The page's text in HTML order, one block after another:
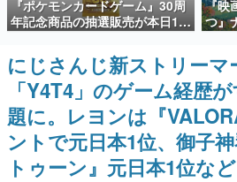
SNS拡散数が数千以上！ ペ
ど。多くの人々に読まれた
事をまとめました。
ゲームの企画書
名作ゲームクリエイターの方
聞きし、ヒットする企画（
きます。
赫本
この物語を解いてはいけな
の形をした短編ホラー小説集
『ポケモンカードゲーム』30周
年記念商品の抽選販売が本日12
時より開始。拡張パック「30th
CELEBRATION」のボックス
に、「プレミアムデッキセット
エーフィ・ブラッキー」
「FUTURISTIC BOX」の計3商
品
『映
つ』
解禁
いの
回答
にじさんじ新ストリーマ
「Y4T4」のゲーム経歴
題に。レヨンは『
ントで元日本1位、御子
トゥーン』元日本1位など